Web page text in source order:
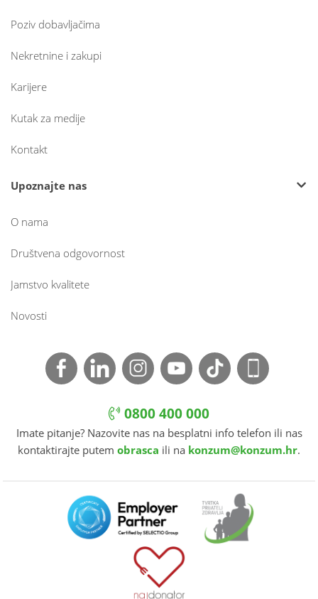
Poziv dobavljačima
Nekretnine i zakupi
Karijere
Kutak za medije
Kontakt
Upoznajte nas
O nama
Društvena odgovornost
Jamstvo kvalitete
Novosti
0800 400 000
Imate pitanje? Nazovite nas na besplatni info telefon ili nas
kontaktirajte putem obrasca ili na konzum@konzum.hr.